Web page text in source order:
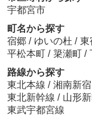
宇都宮市
町名から探す
宿郷 / ゆいの杜 / 東
平松本町 / 簗瀬町 /
路線から探す
東北本線 / 湘南新
東北新幹線 / 山形
東武宇都宮線